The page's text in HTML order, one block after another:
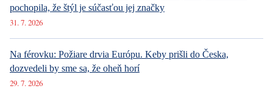
pochopila, že štýl je súčasťou jej značky
31. 7. 2026
Na férovku: Požiare drvia Európu. Keby prišli do Česka,
dozvedeli by sme sa, že oheň horí
29. 7. 2026